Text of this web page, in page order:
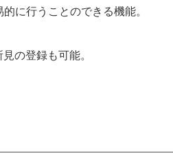
に行うことのできる機能。
の登録も可能。